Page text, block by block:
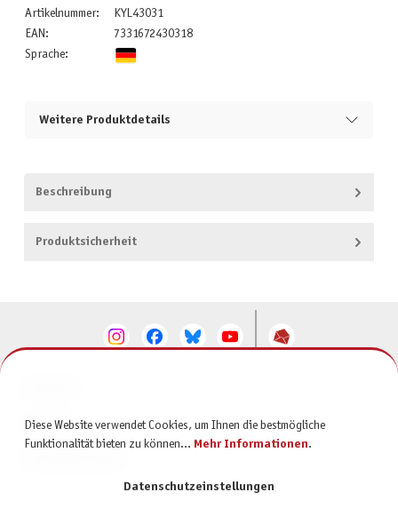
Artikelnummer:
KYL43031
EAN:
7331672430318
Sprache:
Weitere Produktdetails
Beschreibung
Produktsicherheit
SERVICE
Diese Website verwendet Cookies, um Ihnen die bestmögliche
Funktionalität bieten zu können... Mehr Informationen.
Datenschutzeinstellungen